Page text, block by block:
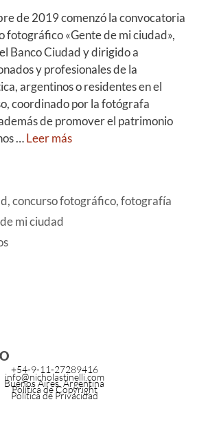
de 2019 comenzó la convocatoria
fotográfico «Gente de mi ciudad»,
Banco Ciudad y dirigido a
y profesionales de la
argentinos o residentes en el
coordinado por la fotógrafa
de promover el patrimonio
…Leer más
,concurso fotográfico,fotografía
mi ciudad
+54-9-11-27289416
info@nicholastinelli.com
Buenos Aires, Argentina
Política de Copyright
Política de Privacidad